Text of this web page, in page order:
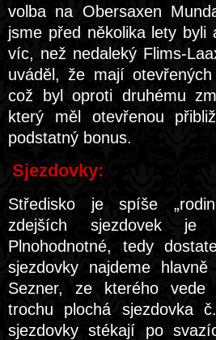
volba na Obersaxen
jsme před několika lety byli
víc, než nedaleký Flims-
uváděl, že mají
což byl oproti druhému
který měl otevřenou
podstatný bonus.
Sjezdovky:
Středisko je spíše
zdejších sjezdovek je
Plnohodnotné, tedy
sjezdovky najdeme
Sezner, ze kterého
trochu plochá sjezdovka
sjezdovky stékají po